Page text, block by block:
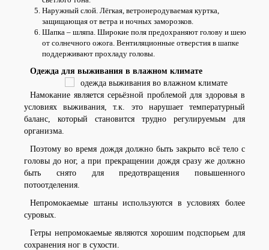
Наружный слой. Лёгкая, ветронеродуваемая куртка,
защищающая от ветра и ночных заморозков.
Шапка – шляпа. Широкие поля предохраняют голову и шею
от солнечного ожога. Вентиляционные отверстия в шапке
поддерживают прохладу головы.
Одежда для выживания в влажном климате
Намокание является серьёзной проблемой для здоровья в
условиях выживания, т.к. это нарушает температурный
баланс, который становится трудно регулируемым для
организма.
Поэтому во время дождя должно быть закрыто всё тело с
головы до ног, а при прекращении дождя сразу же должно
быть снято для предотвращения повышенного
потоотделения.
Непромокаемые штаны используются в условиях более
суровых.
Гетры непромокаемые являются хорошим подспорьем для
сохранения ног в сухости.